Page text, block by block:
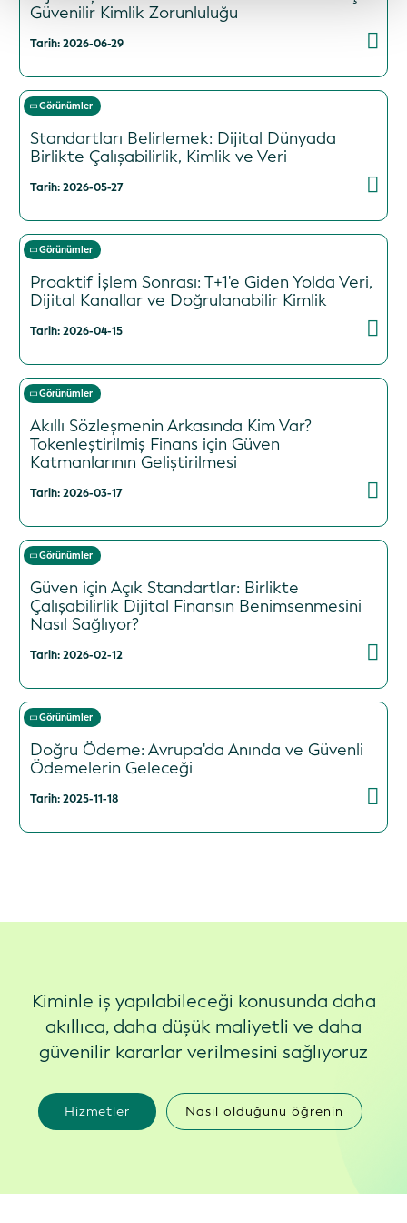
Güvenilir Kimlik Zorunluluğu
Tarih: 2026-06-29
Görünümler
Standartları Belirlemek: Dijital Dünyada
Birlikte Çalışabilirlik, Kimlik ve Veri
Tarih: 2026-05-27
Görünümler
Proaktif İşlem Sonrası: T+1'e Giden Yolda Veri,
Dijital Kanallar ve Doğrulanabilir Kimlik
Tarih: 2026-04-15
Görünümler
Akıllı Sözleşmenin Arkasında Kim Var?
Tokenleştirilmiş Finans için Güven
Katmanlarının Geliştirilmesi
Tarih: 2026-03-17
Görünümler
Güven için Açık Standartlar: Birlikte
Çalışabilirlik Dijital Finansın Benimsenmesini
Nasıl Sağlıyor?
Tarih: 2026-02-12
Görünümler
Doğru Ödeme: Avrupa'da Anında ve Güvenli
Ödemelerin Geleceği
Tarih: 2025-11-18
Kiminle iş yapılabileceği konusunda daha
akıllıca, daha düşük maliyetli ve daha
güvenilir kararlar verilmesini sağlıyoruz
Hizmetler Nasıl olduğunu öğrenin